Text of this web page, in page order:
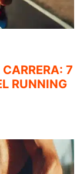
7
RUNNING